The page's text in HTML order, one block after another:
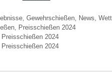
, Gewehrschießen, News,
, Preisschießen 2024
2024
2024